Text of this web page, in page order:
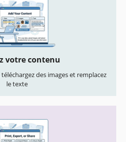
votre contenu
des images et remplacez
le texte